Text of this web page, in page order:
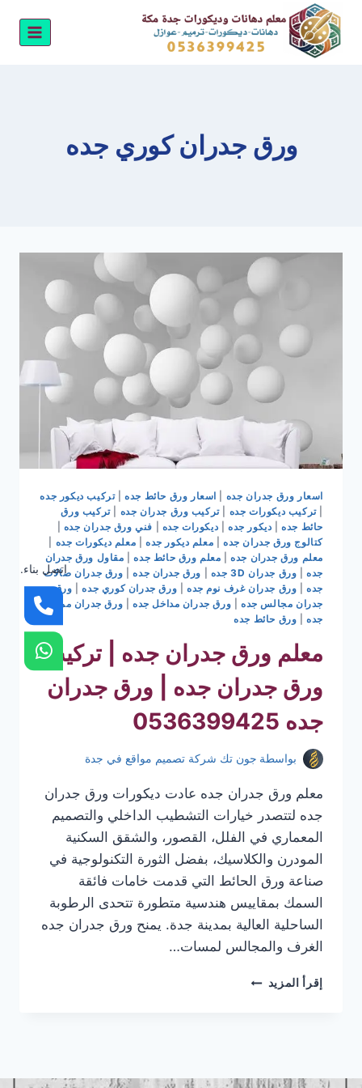
التجاوز
المحتوى
ورق جدران كوري جده
اسعار ورق جدران جده اسعار ورق حائط جده|تركيب ديكور جده
|تركيب ديكورات جده |تركيب ورق جدران جده |تركيب ورق
حائط جده| ديكور جده| ديكورات جده فني ورق جدران جده
كتالوج ورق جدران جده| معلم ديكور جده معلم ديكورات جده
معلم ورق جدران جده| معلم ورق حائط جده| مقاول ورق جدران
جده| ورق جدران 3D جده ورق جدران جده| ورق جدران صالات
جده| ورق جدران غرف نوم جده ورق جدران كوري جده| ورق
جدران مجالس جده| ورق جدران مداخل جده
ورق جدران ممرات
جده| ورق حائط جده
معلم ورق جدران جده | تركيب
ورق جدران جده | ورق جدران
جده 0536399425
بواسطة جون تك شركة تصميم مواقع في جدة
معلم ورق جدران جده عادت ديكورات ورق جدران
جده لتتصدر خيارات التشطيب الداخلي والتصميم
المعماري في الفلل، القصور، والشقق السكنية
المودرن والكلاسيك، بفضل الثورة التكنولوجية في
صناعة ورق الحائط التي قدمت خامات فائقة
السمك بمقاييس هندسية متطورة تتحدى الرطوبة
الساحلية العالية بمدينة جدة. يمنح ورق جدران جده
الغرف والمجالس لمسات…
إقرأ المزيد معلم
ورق
اتصل بناء.